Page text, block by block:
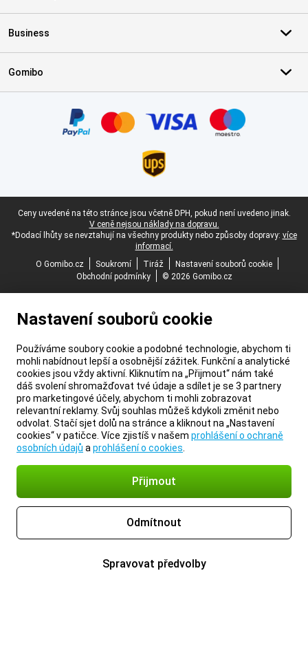
Business
Gomibo
Právní zápatí
Ceny uvedené na této stránce jsou včetně DPH, pokud není uvedeno jinak.
V ceně nejsou náklady na dopravu.
*Dodací lhůty se nevztahují na všechny produkty nebo způsoby dopravy: více
informací.
O Gomibo.cz
Soukromí Tiráž
Nastavení souborů cookie
Obchodní podmínky
© 2026 Gomibo.cz
Nastavení souborů cookie
Používáme soubory cookie a podobné technologie, abychom ti
mohli nabídnout lepší a osobnější zážitek. Funkční a analytické
cookies jsou vždy aktivní. Kliknutím na „Přijmout“ nám také
dáš svolení shromažďovat tvé údaje a sdílet je se 3 partnery
pro marketingové účely, abychom ti mohli zobrazovat
relevantní reklamy. Svůj souhlas můžeš kdykoli změnit nebo
odvolat. Stačí sjet dolů na stránce a kliknout na „Nastavení
cookies“ v patičce. Více zjistíš v našem prohlášení o ochraně
osobních údajů a prohlášení o cookies
Přijmout
Odmítnout
Spravovat předvolby